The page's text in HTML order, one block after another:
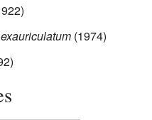
exauriculatum (1974)